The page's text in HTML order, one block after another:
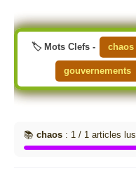
🏷️ Mots Clefs - chaos
gouvernements
📚 chaos : 1 / 1 articles lus